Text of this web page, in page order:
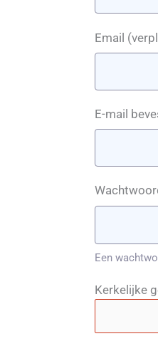
Email
E-mail
Een
Kerkelijke